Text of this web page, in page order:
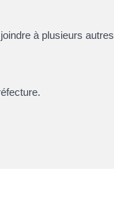
à plusieurs autres